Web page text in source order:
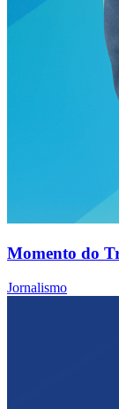
Momento do
Jornalismo